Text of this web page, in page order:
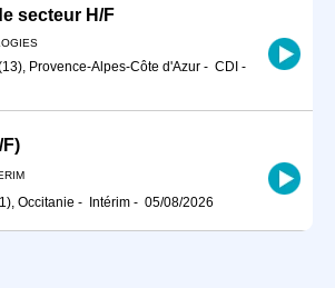
secteur H/F
Provence-Alpes-Côte d'Azur - CDI -
Occitanie - Intérim - 05/08/2026